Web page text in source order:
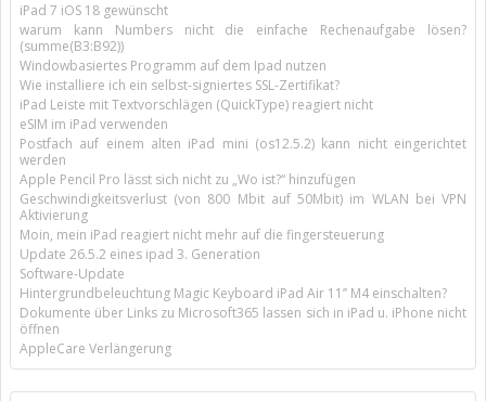
iPad 7 iOS 18 gewünscht
warum kann Numbers nicht die einfache Rechenaufgabe lösen?
(summe(B3:B92))
Windowbasiertes Programm auf dem Ipad nutzen
Wie installiere ich ein selbst-signiertes SSL-Zertifikat?
iPad Leiste mit Textvorschlägen (QuickType) reagiert nicht
eSIM im iPad verwenden
Postfach auf einem alten iPad mini (os12.5.2) kann nicht eingerichtet
werden
Apple Pencil Pro lässt sich nicht zu „Wo ist?“ hinzufügen
Geschwindigkeitsverlust (von 800 Mbit auf 50Mbit) im WLAN bei VPN
Aktivierung
Moin, mein iPad reagiert nicht mehr auf die fingersteuerung
Update 26.5.2 eines ipad 3. Generation
Software-Update
Hintergrundbeleuchtung Magic Keyboard iPad Air 11’’ M4 einschalten?
Dokumente über Links zu Microsoft365 lassen sich in iPad u. iPhone nicht
öffnen
AppleCare Verlängerung